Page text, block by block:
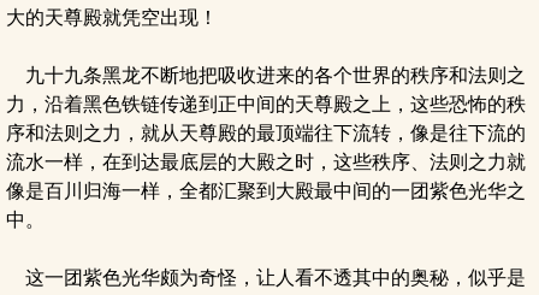
大的天尊殿就凭空出现！
九十九条黑龙不断地把吸收进来的各个世界的秩序和法则之
力，沿着黑色铁链传递到正中间的天尊殿之上，这些恐怖的秩
序和法则之力，就从天尊殿的最顶端往下流转，像是往下流的
流水一样，在到达最底层的大殿之时，这些秩序、法则之力就
像是百川归海一样，全都汇聚到大殿最中间的一团紫色光华之
中。
这一团紫色光华颇为奇怪，让人看不透其中的奥秘，似乎是